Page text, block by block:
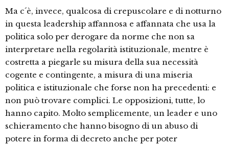
Ma c´è, invece, qualcosa di crepuscolare e di notturno
in questa leadership affannosa e affannata che usa la
politica solo per derogare da norme che non sa
interpretare nella regolarità istituzionale, mentre è
costretta a piegarle su misura della sua necessità
cogente e contingente, a misura di una miseria
politica e istituzionale che forse non ha precedenti: e
non può trovare complici. Le opposizioni, tutte, lo
hanno capito. Molto semplicemente, un leader e uno
schieramento che hanno bisogno di un abuso di
potere in forma di decreto anche per poter